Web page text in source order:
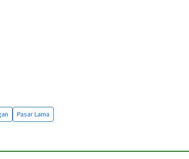
Pasar Lama